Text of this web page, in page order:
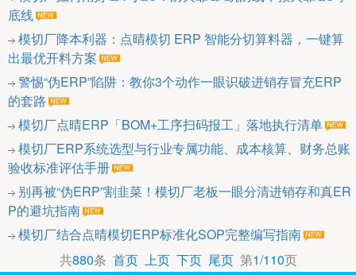
底线
模切厂降本利器：点晴模切 ERP 智能分切算料器，一键算
出最优开料方案
警惕“伪ERP”陷阱：教你3个动作一眼识破进销存冒充ERP
的套路
模切厂点晴ERP「BOM+工序扫码报工」落地执行清单
模切厂ERP系统选型与行业专属功能、成本核算、财务总账
验收标准评估手册
别再被“伪ERP”割韭菜！模切厂老板一眼分清进销存和真ER
P的避坑指南
模切厂结合点晴模切ERP标准化SOP完整编写指南
共880条 首页 上页 下页 尾页第1/110页